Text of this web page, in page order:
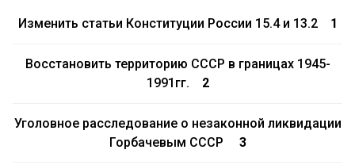
Изменить статьи Конституции России 15.4 и 13.2 1
Восстановить территорию СССР в границах 1945-
1991гг.
2
Уголовное расследование о незаконной ликвидации
Горбачевым СССР
3